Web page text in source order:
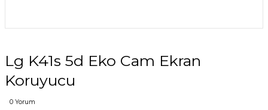
Lg K41s 5d Eko Cam Ekran
Koruyucu
0 Yorum